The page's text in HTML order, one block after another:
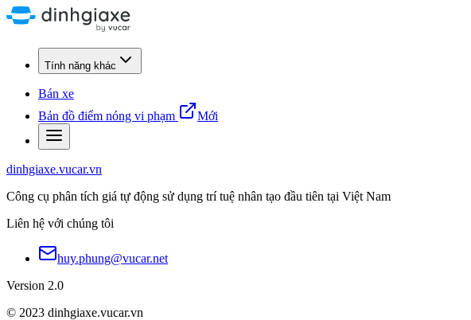
Tính năng khác
Bán xe
Bản đồ điểm nóng vi phạm
Mới
dinhgiaxe.vucar.vn
Công cụ phân tích giá tự động sử dụng trí tuệ nhân tạo đầu tiên tại Việt Nam
Liên hệ với chúng tôi
huy.phung@vucar.net
Version 2.0
© 2023 dinhgiaxe.vucar.vn